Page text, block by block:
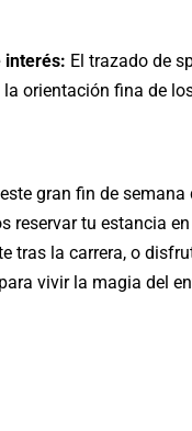
interés: El trazado de
orientación fina de
gran fin de
reservar tu estancia
tras la carrera, o
para vivir la magia del